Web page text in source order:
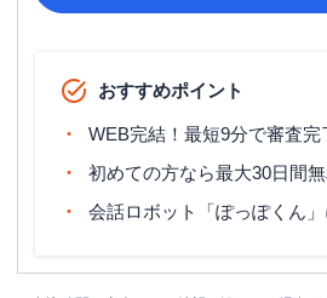
おすすめポイント
WEB完結！最短9分で審査
初めての方なら最大30日間無
会話ロボット「ぽっぽくん」